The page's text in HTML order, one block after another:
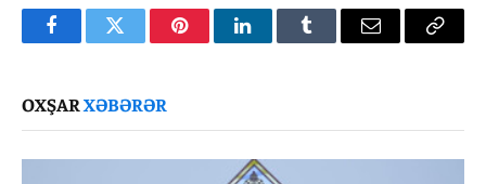
FacebookTwitter PinterestLinkedInTumblr Email
Copy
OXŞARXƏBƏRƏR